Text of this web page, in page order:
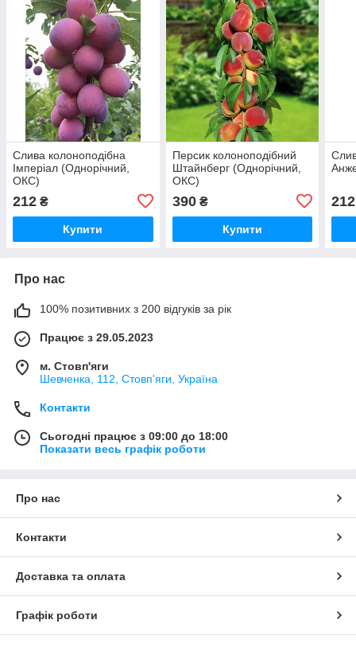
Слива колоноподібна
Імперіал (Однорічний,
ОКС)
212 ₴
Купити
Персик колоноподібний
Штайнберг (Однорічний,
ОКС)
390₴
Купити
212
Про нас
100% позитивних з 200 відгуків за рік
Працює з 29.05.2023
м. Стовп'яги
Шевченка, 112, Стовп'яги, Україна
Контакти
Сьогодні працює з 09:00 до 18:00
Показати весь графік роботи
Про нас
Контакти
Доставка та оплата
Графік роботи